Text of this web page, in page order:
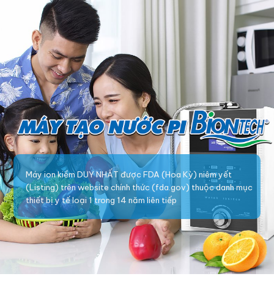
Máy ion kiềm DUY NHẤT được FDA (Hoa Kỳ) niêm yết
(Listing) trên website chính thức (fda.gov) thuộc danh mục
thiết bị y tế loại 1 trong 14 năm liên tiếp